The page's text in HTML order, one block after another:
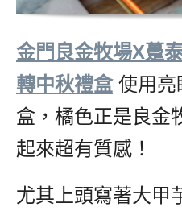
金門良金牧場X躉
轉中秋禮盒, 使用亮
盒，橘色正是良金
起來超有質感！
尤其上頭寫著大甲